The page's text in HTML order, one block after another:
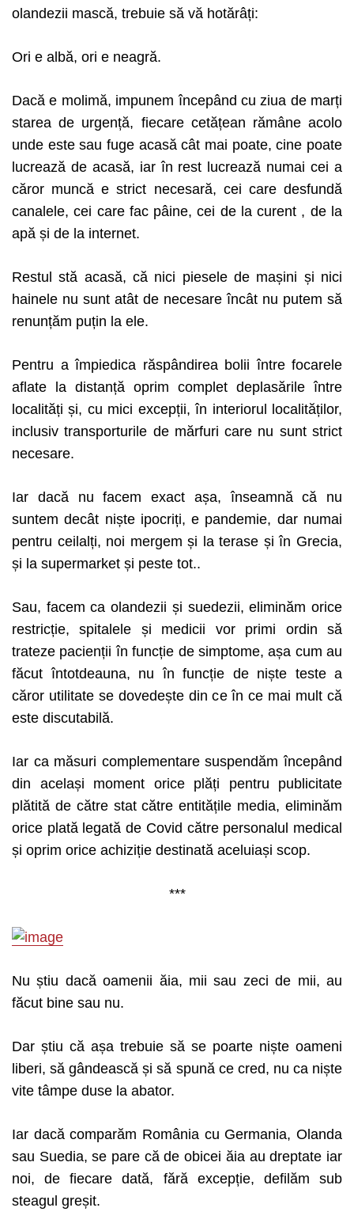
olandezii mască, trebuie să vă hotărâți:
Ori e albă, ori e neagră.
Dacă e molimă, impunem începând cu ziua de marți
starea de urgență, fiecare cetățean rămâne acolo
unde este sau fuge acasă cât mai poate, cine poate
lucrează de acasă, iar în rest lucrează numai cei a
căror muncă e strict necesară, cei care desfundă
canalele, cei care fac pâine, cei de la curent , de la
apă și de la internet.
Restul stă acasă, că nici piesele de mașini și nici
hainele nu sunt atât de necesare încât nu putem să
renunțăm puțin la ele.
Pentru a împiedica răspândirea bolii între focarele
aflate la distanță oprim complet deplasările între
localități și, cu mici excepții, în interiorul localităților,
inclusiv transporturile de mărfuri care nu sunt strict
necesare.
Iar dacă nu facem exact așa, înseamnă că nu
suntem decât niște ipocriți, e pandemie, dar numai
pentru ceilalți, noi mergem și la terase și în Grecia,
și la supermarket și peste tot..
Sau, facem ca olandezii și suedezii, eliminăm orice
restricție, spitalele și medicii vor primi ordin să
trateze pacienții în funcție de simptome, așa cum au
făcut întotdeauna, nu în funcție de niște teste a
căror utilitate se dovedește din ce în ce mai mult că
este discutabilă.
Iar ca măsuri complementare suspendăm începând
din același moment orice plăți pentru publicitate
plătită de către stat către entitățile media, eliminăm
orice plată legată de Covid către personalul medical
și oprim orice achiziție destinată aceluiași scop.
***
Nu știu dacă oamenii ăia, mii sau zeci de mii, au
făcut bine sau nu.
Dar știu că așa trebuie să se poarte niște oameni
liberi, să gândească și să spună ce cred, nu ca niște
vite tâmpe duse la abator.
Iar dacă comparăm România cu Germania, Olanda
sau Suedia, se pare că de obicei ăia au dreptate iar
noi, de fiecare dată, fără excepție, defilăm sub
steagul greșit.